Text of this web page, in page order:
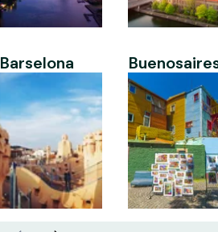
Barselona